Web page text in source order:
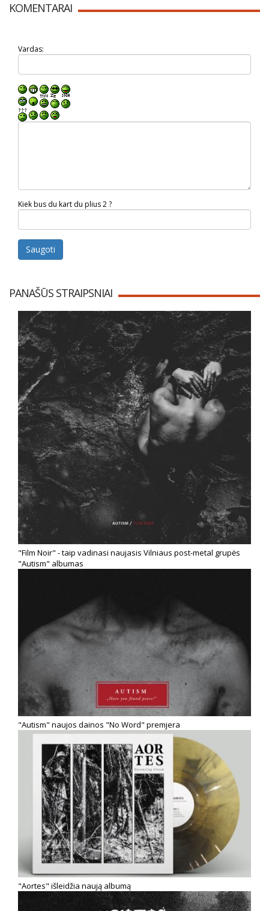
KOMENTARAI
Vardas:
Kiek bus du kart du plius 2 ?
Saugoti
PANAŠŪS STRAIPSNIAI
"Film Noir" - taip vadinasi naujasis Vilniaus post-metal grupės
"Autism" albumas
"Autism" naujos dainos "No Word" premjera
"Aortes" išleidžia naują albumą